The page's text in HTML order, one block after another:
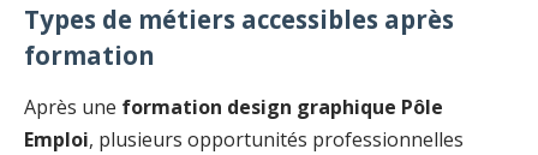
Types de métiers accessibles après
formation
Après une formation design graphique Pôle
Emploi, plusieurs opportunités professionnelles